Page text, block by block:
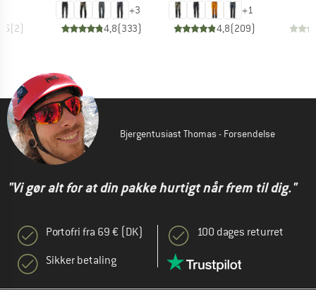
(2)
+3
4,8(333)
+1
4,8(209)
Bjergentusiast Thomas - Forsendelse
"Vi gør alt for at din pakke hurtigt når frem til dig."
Portofri fra 69 € (DK)
Sikker betaling
100 dages returret